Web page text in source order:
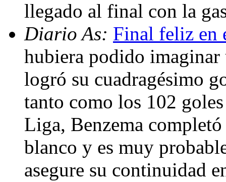
llegado al final con la
Diario As: Final feliz en
hubiera podido
logró su cuadragésimo
tanto como los 102
Liga, Benzema
blanco y es muy
asegure su continuidad